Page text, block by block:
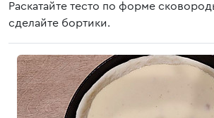
Раскатайте тесто по форме
сделайте бортики.